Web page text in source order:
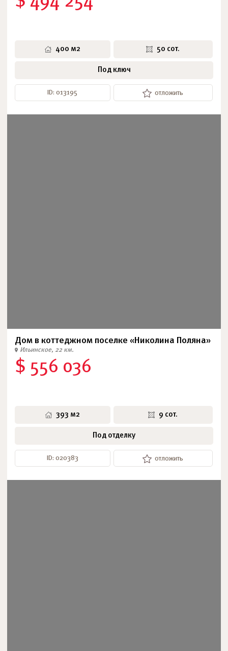
400 м2 50 сот.
Под ключ
ID: 013195 отложить
Дом в коттеджном поселке «Николина Поляна»
Ильинское, 22 км.
$ 556 036
393 м2 9 сот.
Под отделку
ID: 020383 отложить